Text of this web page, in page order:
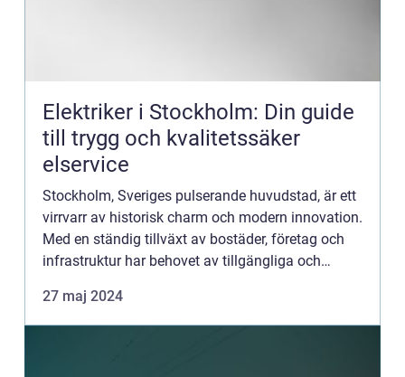
Elektriker i Stockholm: Din guide
till trygg och kvalitetssäker
elservice
Stockholm, Sveriges pulserande huvudstad, är ett
virrvarr av historisk charm och modern innovation.
Med en ständig tillväxt av bostäder, företag och
infrastruktur har behovet av tillgängliga och
27 maj 2024